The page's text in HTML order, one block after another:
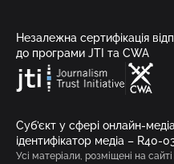
Незалежна сертифікація
до програми JTI та CWA
Суб’єкт у сфері онлайн-
ідентифікатор медіа – R40-
Усі матеріали, розміщені на